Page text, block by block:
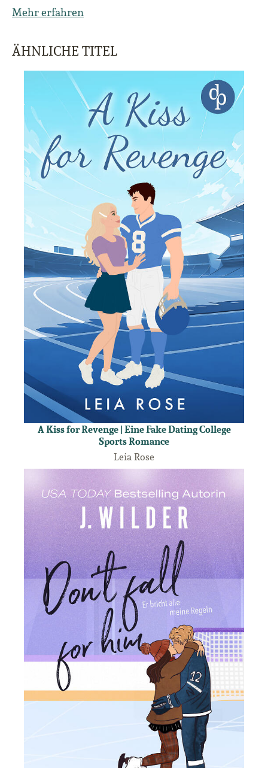
Mehr erfahren
ÄHNLICHE TITEL
A Kiss for Revenge | Eine Fake Dating College
Sports Romance
Leia Rose